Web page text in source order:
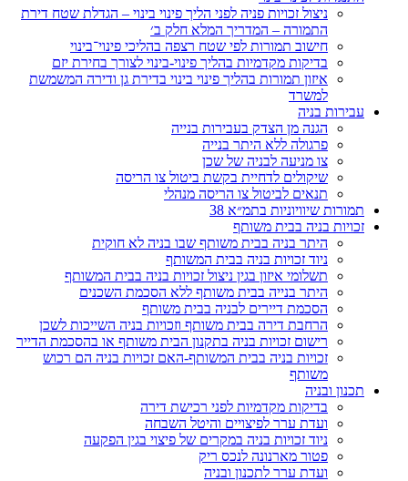
ניצול זכויות פניה לפני הליך פינוי בינוי – הגדלת שטח דירת
התמורה – המדריך המלא חלק ב׳
חישוב תמורות לפי שטח רצפה בהליכי פינוי־בינוי
בדיקות מקדמיות בהליך פינוי-בינוי לצורך בחירת יזם
איזון תמורות בהליך פינוי בינוי בדירת גן ודירה המשמשת
למשרד
עבירות בניה
הגנה מן הצדק בעבירות בנייה
פרגולה ללא היתר בנייה
צו מניעה לבניה של שכן
שיקולים לדחיית בקשת ביטול צו הריסה
תנאים לביטול צו הריסה מנהלי
תמורות שיוויוניות בתמ״א 38
זכויות בניה בבית משותף
היתר בניה בבית משותף שבו בניה לא חוקית
ניוד זכויות בניה בבית המשותף
תשלומי איזון בגין ניצול זכויות בניה בבית המשותף
היתר בנייה בבית משותף ללא הסכמת השכנים
הסכמת דיירים לבניה בבית משותף
הרחבת דירה בבית משותף וזכויות בניה השייכות לשכן
רישום זכויות בניה בתקנון הבית משותף או בהסכמת הדייר
זכויות בניה בבית המשותף-האם זכויות בניה הם רכוש
משותף
תכנון ובניה
בדיקות מקדמיות לפני רכישת דירה
ועדת ערר לפיצויים והיטל השבחה
ניוד זכויות בניה במקרים של פיצוי בגין הפקעה
פטור מארנונה לנכס ריק
ועדת ערר לתכנון ובניה